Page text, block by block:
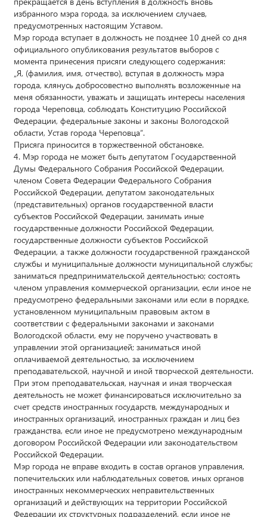
избранного мэра города, за исключением случаев,
предусмотренных настоящим Уставом.
Мэр города вступает в должность не позднее 10 дней со дня
официального опубликования результатов выборов с
момента принесения присяги следующего содержания:
„Я, (фамилия, имя, отчество), вступая в должность мэра
города, клянусь добросовестно выполнять возложенные на
меня обязанности, уважать и защищать интересы населения
города Череповца, соблюдать Конституцию Российской
Федерации, федеральные законы и законы Вологодской
области, Устав города Череповца“.
Присяга приносится в торжественной обстановке.
4. Мэр города не может быть депутатом Государственной
Думы Федерального Собрания Российской Федерации,
членом Совета Федерации Федерального Собрания
Российской Федерации, депутатом законодательных
(представительных) органов государственной власти
субъектов Российской Федерации, занимать иные
государственные должности Российской Федерации,
государственные должности субъектов Российской
Федерации, а также должности государственной гражданской
службы и муниципальные должности муниципальной службы;
заниматься предпринимательской деятельностью; состоять
членом управления коммерческой организации, если иное не
предусмотрено федеральными законами или если в порядке,
установленном муниципальным правовым актом в
соответствии с федеральными законами и законами
Вологодской области, ему не поручено участвовать в
управлении этой организацией; заниматься иной
оплачиваемой деятельностью, за исключением
преподавательской, научной и иной творческой деятельности.
При этом преподавательская, научная и иная творческая
деятельность не может финансироваться исключительно за
счет средств иностранных государств, международных и
иностранных организаций, иностранных граждан и лиц без
гражданства, если иное не предусмотрено международным
договором Российской Федерации или законодательством
Российской Федерации.
Мэр города не вправе входить в состав органов управления,
попечительских или наблюдательных советов, иных органов
иностранных некоммерческих неправительственных
организаций и действующих на территории Российской
Федерации их структурных подразделений, если иное не